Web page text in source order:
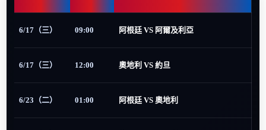
6/17（三） 09:00 阿根廷 VS 阿爾及利亞
6/17（三） 12:00 奧地利 VS 約旦
6/23（二） 01:00 阿根廷 VS 奧地利